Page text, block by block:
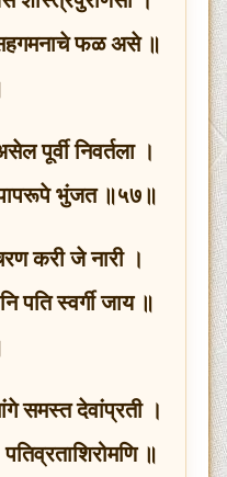
फळ असे ॥
पूर्वी निवर्तला ।
भुंजत ॥५७॥
करी जे नारी ।
पति स्वर्गी जाय ॥
समस्त देवांप्रती ।
॥